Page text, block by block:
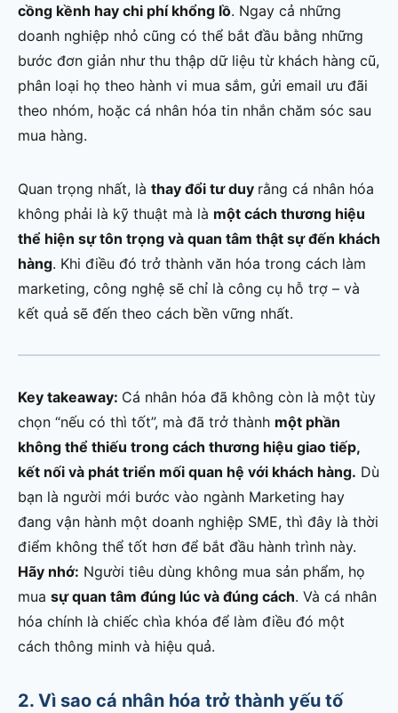
cồng kềnh hay chi phí khổng lồ. Ngay cả những
doanh nghiệp nhỏ cũng có thể bắt đầu bằng những
bước đơn giản như thu thập dữ liệu từ khách hàng cũ,
phân loại họ theo hành vi mua sắm, gửi email ưu đãi
theo nhóm, hoặc cá nhân hóa tin nhắn chăm sóc sau
mua hàng.
Quan trọng nhất, là thay đổi tư duy rằng cá nhân hóa
không phải là kỹ thuật mà là một cách thương hiệu
thể hiện sự tôn trọng và quan tâm thật sự đến khách
hàng. Khi điều đó trở thành văn hóa trong cách làm
marketing, công nghệ sẽ chỉ là công cụ hỗ trợ – và
kết quả sẽ đến theo cách bền vững nhất.
Key takeaway: Cá nhân hóa đã không còn là một tùy
chọn “nếu có thì tốt”, mà đã trở thành một phần
không thể thiếu trong cách thương hiệu giao tiếp,
kết nối và phát triển mối quan hệ với khách hàng. Dù
bạn là người mới bước vào ngành Marketing hay
đang vận hành một doanh nghiệp SME, thì đây là thời
điểm không thể tốt hơn để bắt đầu hành trình này.
Hãy nhớ: Người tiêu dùng không mua sản phẩm, họ
mua sự quan tâm đúng lúc và đúng cách. Và cá nhân
hóa chính là chiếc chìa khóa để làm điều đó một
cách thông minh và hiệu quả.
2. Vì sao cá nhân hóa trở thành yếu tố